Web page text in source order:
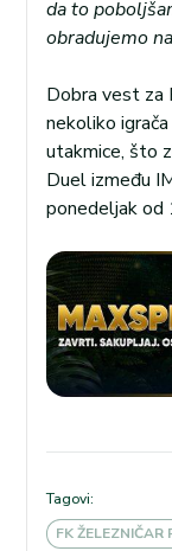
da to
obradujemo
Dobra vest za
nekoliko
utakmice, što
Duel između
ponedeljak od
Tagovi:
FK ŽELEZNIČAR